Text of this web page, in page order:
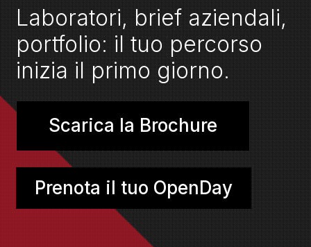
Scarica la Brochure
Prenota il tuo OpenDay
Laboratori, brief aziendali,
portfolio: il tuo percorso
inizia il primo giorno.